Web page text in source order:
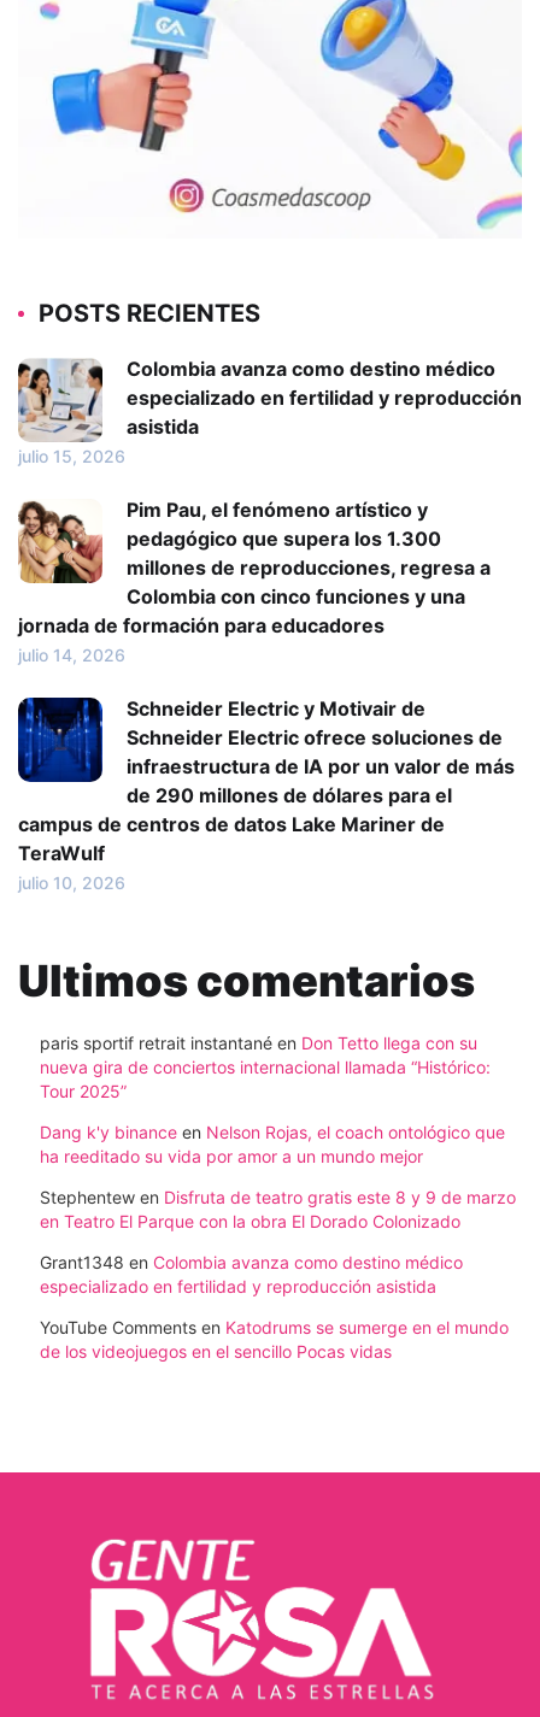
POSTS RECIENTES
Colombia avanza como destino médico
especializado en fertilidad y reproducción
asistida
julio 15, 2026
Pim Pau, el fenómeno artístico y
pedagógico que supera los 1.300
millones de reproducciones, regresa a
Colombia con cinco funciones y una
jornada de formación para educadores
julio 14, 2026
Schneider Electric y Motivair de
Schneider Electric ofrece soluciones de
infraestructura de IA por un valor de más
de 290 millones de dólares para el
campus de centros de datos Lake Mariner de
TeraWulf
julio 10, 2026
Ultimos comentarios
paris sportif retrait instantané en Don Tetto llega con su
nueva gira de conciertos internacional llamada “Histórico:
Tour 2025”
Dang k'y binance en Nelson Rojas, el coach ontológico que
ha reeditado su vida por amor a un mundo mejor
Stephentew en Disfruta de teatro gratis este 8 y 9 de marzo
en Teatro El Parque con la obra El Dorado Colonizado
Grant1348 en Colombia avanza como destino médico
especializado en fertilidad y reproducción asistida
YouTube Comments en Katodrums se sumerge en el mundo
de los videojuegos en el sencillo Pocas vidas